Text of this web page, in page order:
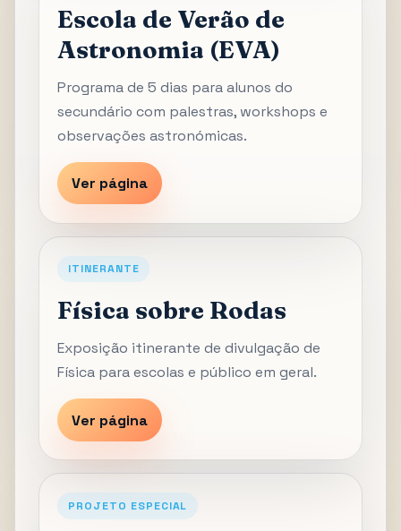
Escola de Verão de
Astronomia (EVA)
Programa de 5 dias para alunos do
secundário com palestras, workshops e
observações astronómicas.
Ver página
ITINERANTE
Física sobre Rodas
Exposição itinerante de divulgação de
Física para escolas e público em geral.
Ver página
PROJETO ESPECIAL